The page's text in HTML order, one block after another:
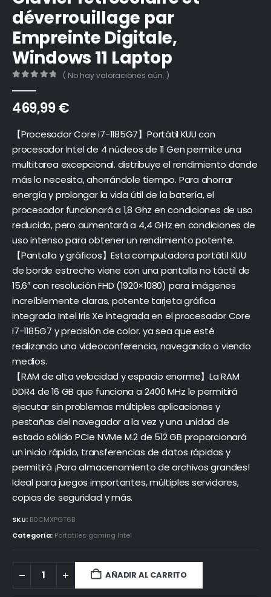
déverrouillage par
Empreinte Digitale,
Windows 11 Laptop
( No hay valoraciones aún. )
469,99€
【Procesador Core i7-1185G7】Portátil KUU con
procesador Intel de 4 núcleos de 11 Gen permite una
multitarea excepcional. distribuye el rendimiento donde
más lo necesita, ahorrándole tiempo. Para ahorrar
energía y prolongar la vida útil de la batería, el
procesador funcionará a 1,8 Ghz en condiciones de uso
reducido, pero aumentará a 4,4 GHz en condiciones de
uso intenso para obtener un rendimiento potente.
【Pantalla y gráficos】Esta computadora portátil KUU
de borde estrecho viene con una pantalla no táctil de
15,6″ con resolución FHD (1920×1080) para imágenes
increíblemente claras, potente tarjeta gráfica
integrada Intel Iris Xe integrada en el procesador Core
i7-1185G7 y precisión de color. ya sea que esté
realizando una videoconferencia, navegando o viendo
medios.
【RAM de alta velocidad y espacio enorme】La RAM
DDR4 de 16 GB que funciona a 2400 MHz le permitirá
ejecutar sin problemas múltiples aplicaciones y
pestañas del navegador a la vez y una unidad de
estado sólido PCIe NVMe M.2 de 512 GB proporcionará
un inicio rápido, transferencias de datos rápidas y
permitirá ¡Para almacenamiento de archivos grandes!
Ideal para juegos importantes, múltiples servidores,
copias de seguridad y más.
SKU: B0CMXPGT6B
Categoría: Portatiles gaming Intel
AÑADIR AL CARRITO